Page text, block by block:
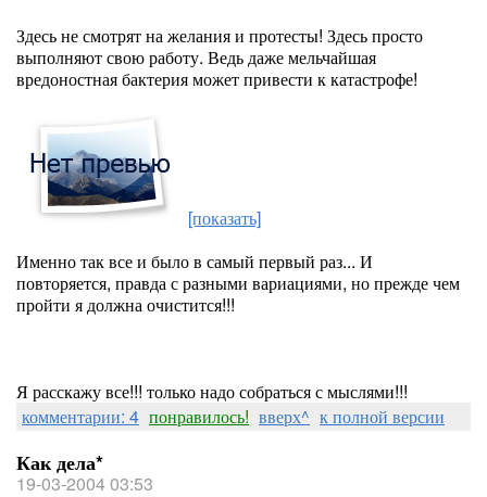
Здесь не смотрят на желания и протесты! Здесь просто
выполняют свою работу. Ведь даже мельчайшая
вредоностная бактерия может привести к катастрофе!
[показать]
Именно так все и было в самый первый раз... И
повторяется, правда с разными вариациями, но прежде чем
пройти я должна очистится!!!
Я расскажу все!!! только надо собраться с мыслями!!!
комментарии: 4 понравилось! вверх^ к полной версии
Как дела*
19-03-2004 03:53